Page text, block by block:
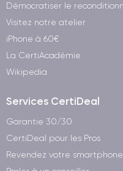
Démocratiser le
Visitez notre atelier
iPhone à 60€
La CertiAcadémie
Wikipedia
Services CertiDeal
Garantie 30/30
CertiDeal pour les Pros
Revendez votre smartphone